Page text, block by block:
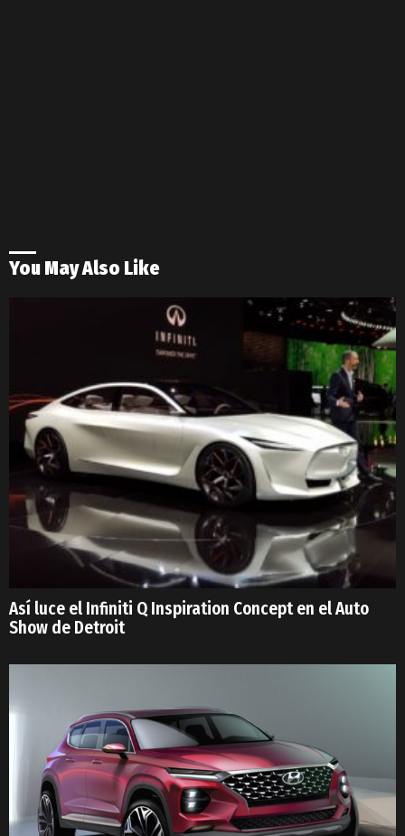
You May Also Like
Así luce el Infiniti Q Inspiration Concept en el Auto
Show de Detroit